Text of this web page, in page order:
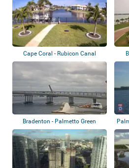
Cape Coral - Rubicon Canal
Bradenton - Palmetto Green
Bridge